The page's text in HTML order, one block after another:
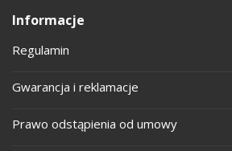
Informacje
Regulamin
Gwarancja i reklamacje
Prawo odstąpienia od umowy